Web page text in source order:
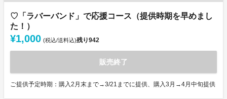
♡「ラバーバンド」で応援コース（提供時期を早めまし
た！）
¥1,000 (税込/送料込)残り942
販売終了
ご提供予定時期：購入2月末まで→3/21までに提供、購入3月→4月中旬提供